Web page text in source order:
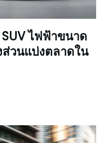
ไฟฟ้าขนาด
วนแบ่งตลาดใน